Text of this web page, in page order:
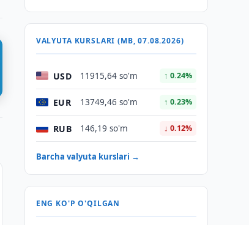
VALYUTA KURSLARI (MB, 07.08.2026)
USD 11915,64 so'm ↑ 0.24%
EUR 13749,46 so'm ↑ 0.23%
RUB 146,19 so'm ↓ 0.12%
Barcha valyuta kurslari →
ENG KO'P O'QILGAN